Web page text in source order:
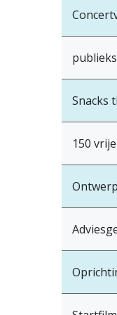
Snacks
150